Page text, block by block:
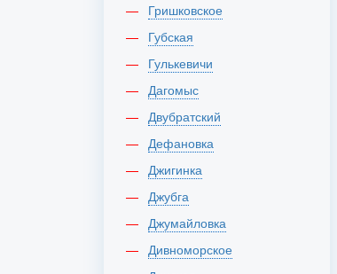
Гришковское
Губская
Гулькевичи
Дагомыс
Двубратский
Дефановка
Джигинка
Джубга
Джумайловка
Дивноморское